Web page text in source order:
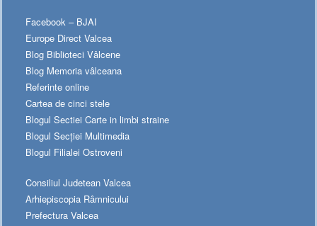
Facebook – BJAI
Europe Direct Valcea
Blog Biblioteci Vâlcene
Blog Memoria vâlceana
Referinte online
Cartea de cinci stele
Blogul Sectiei Carte in limbi straine
Blogul Secției Multimedia
Blogul Filialei Ostroveni
Consiliul Judetean Valcea
Arhiepiscopia Râmnicului
Prefectura Valcea